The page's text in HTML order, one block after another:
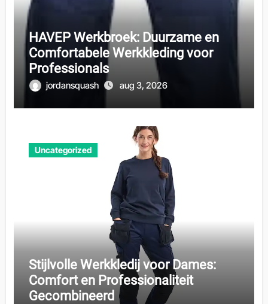
HAVEP Werkbroek: Duurzame en
Comfortabele Werkkleding voor
Professionals
jordansquash aug 3, 2026
Uncategorized
Stijlvolle Werkkledij voor Dames:
Comfort en Professionaliteit
Gecombineerd